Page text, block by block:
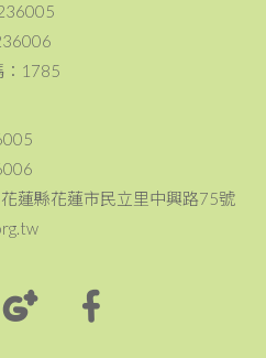
：1785
蓮縣花蓮市民立里中興路75號